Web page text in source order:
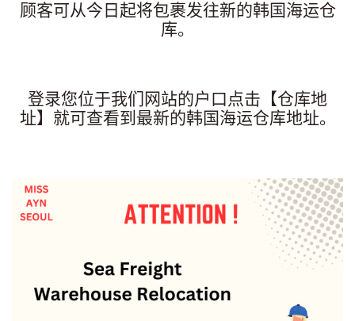
顾客可从今日起将包裹发往新的韩国海运仓
库。
登录您位于我们网站的户口点击【仓库地
址】就可查看到最新的韩国海运仓库地址。